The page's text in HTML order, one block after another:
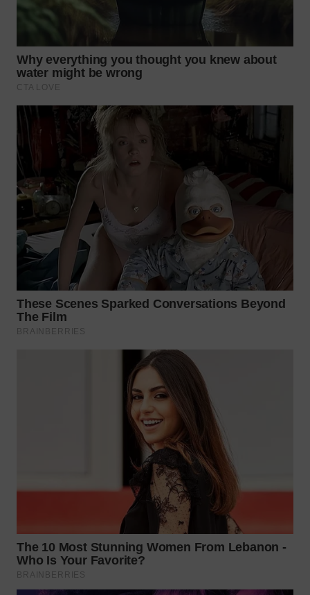
NATUNA
WN
BINTAN
MANDALIKA
LIKUPANG
WN
LABUANBAJO
WN
BORNEO
Wahana
Media
Group
WAHANA
KONSUMEN